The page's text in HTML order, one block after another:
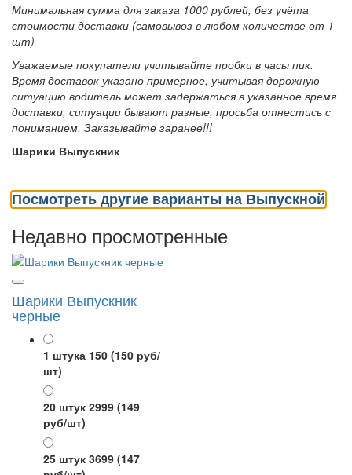
Минимальная сумма для заказа 1000 рублей, без учёта
стоимости доставки (самовывоз в любом количестве от 1
шт)
Уважаемые покупатели учитывайте пробки в часы пик.
Время доставок указано примерное, учитывая дорожную
ситуацию водитель может задержаться в указанное время
доставки, ситуации бывают разные, просьба отнестись с
пониманием. Заказывайте заранее!!!
Шарики Выпускник
Посмотреть другие варианты на Выпускной
Недавно просмотренные
Шарики Выпускник
черные
1 штука 150 (150 руб/
шт)
20 штук 2999 (149
руб/шт)
25 штук 3699 (147